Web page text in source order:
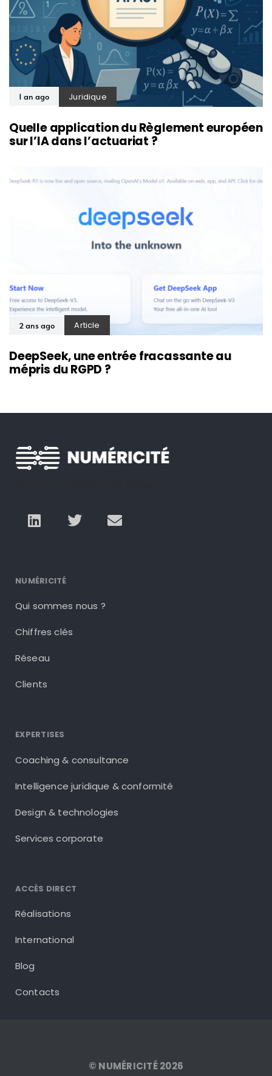
1 an ago Juridique
Quelle application du Règlement européen
sur l’IA dans l’actuariat ?
2 ans ago Article
DeepSeek, une entrée fracassante au
mépris du RGPD ?
NUMÉRICITÉ
Qui sommes nous ?
Chiffres clés
Réseau
Clients
EXPERTISES
Coaching & consultance
Intelligence juridique & conformité
Design & technologies
Services corporate
ACCÈS DIRECT
Réalisations
International
Blog
Contacts
© NUMÉRICITÉ 2026